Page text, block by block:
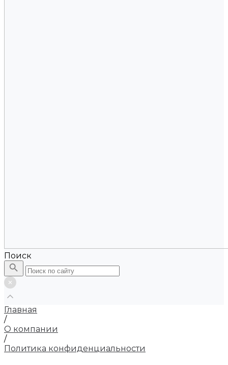
Поиск
Главная
/
О компании
/
Политика конфиденциальности